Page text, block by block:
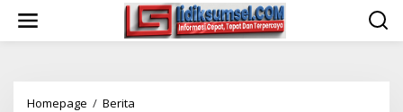
w
Homepage / Berita